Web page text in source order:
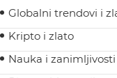
Globalni trendovi i
Kripto i zlato
Nauka i zanimljivosti